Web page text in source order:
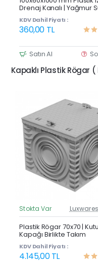
Drenaj Kanalı | Yağmur
Havuz Kenarı Oluğu
KDV Dahil Fiyatı :
360,00 TL
Satın Al
Kapaklı Plastik Rögar
Stokta Var
Plastik Rögar 70x70 |
Kapağı Birlikte Takım
KDV Dahil Fiyatı :
4.145,00 TL